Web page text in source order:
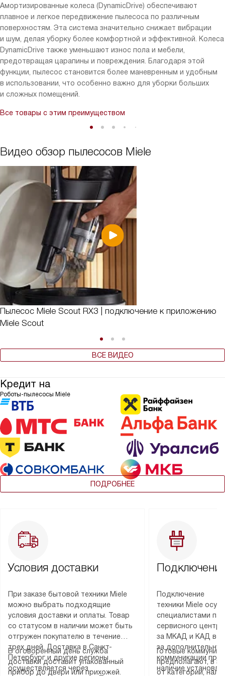
Амортизированные колеса (DynamicDrive) обеспечивают
плавное и легкое передвижение пылесоса по различным
поверхностям. Эта система значительно снижает вибрации
и шум, делая уборку более комфортной и эффективной. Колеса
DynamicDrive также уменьшают износ пола и мебели,
предотвращая царапины и повреждения. Благодаря этой
функции, пылесос становится более маневренным и удобным
в использовании, что особенно важно для уборки больших
и сложных помещений.
Все товары с этим преимуществом
Видео обзор пылесосов Miele
Пылесос Miele Scout RX3 | подключение к приложению
Miele Scout
ВСЕ ВИДЕО
Кредит на
Роботы-пылесосы Miele
ПОДРОБНЕЕ
Условия доставки
При заказе бытовой техники Miele
можно выбрать подходящие
условия доставки и оплаты. Товар
со статусом в наличии может быть
отгружен покупателю в течение
трех дней. Доставка в Санкт-
Петербург и другие регионы
осуществляется через
В оговоренный день служба
доставки доставит упакованный
прибор до двери или прихожей.
Подключение
техники Miele
специалистами
сервисного
за МКАД и КАД
за
коммуникации
наличие
Готовые
предполагают, в
от категории,